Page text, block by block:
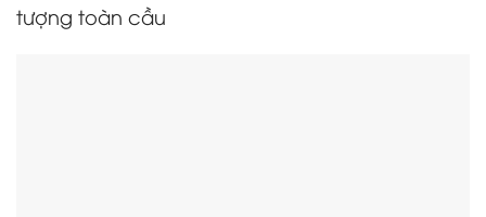
tượng toàn cầu